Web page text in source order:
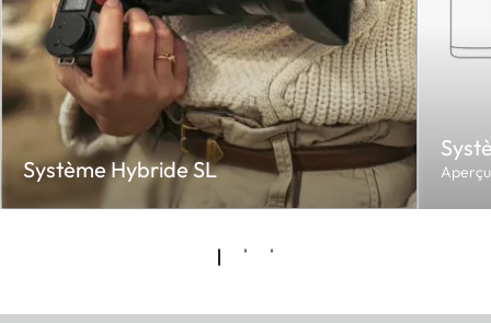
Système Hybride SL